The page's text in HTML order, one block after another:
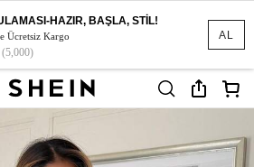
AL
HAZIR, BAŞLA, STİL!
Ücretsiz Kargo
(5,000)